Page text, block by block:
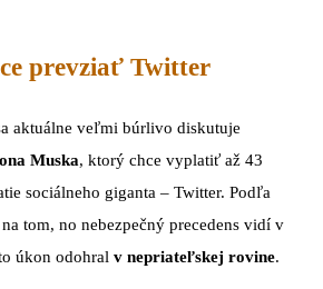
prevziať Twitter
aktuálne veľmi búrlivo diskutuje
Muska, ktorý chce vyplatiť až 43
sociálneho giganta – Twitter. Podľa
tom, no nebezpečný precedens vidí v
úkon odohral v nepriateľskej rovine.